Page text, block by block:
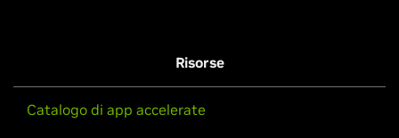
Risorse
Catalogo di app accelerate